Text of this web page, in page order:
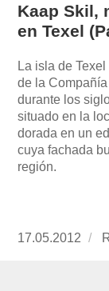
Kaap Skil,
en Texel
La isla de
de la
durante los
situado en la
dorada en un
cuya fachada
región.
Publicado
17.05.2012